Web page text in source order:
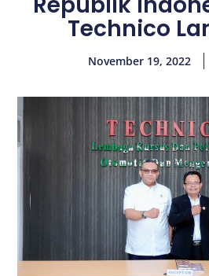
Technico
November 19, 2022